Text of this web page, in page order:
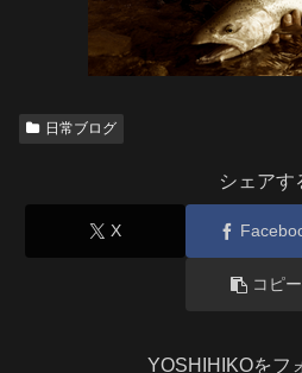
日常ブログ
シェアす
X
コピー
YOSHIHIKOをフ